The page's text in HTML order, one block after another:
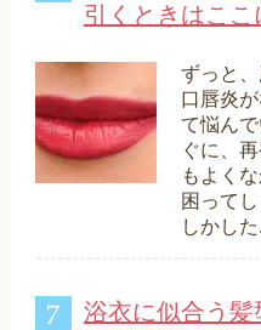
引くときはここ
ずっと、
口唇炎
て悩ん
ぐに、
もよく
困って
しかした
浴衣に似合う